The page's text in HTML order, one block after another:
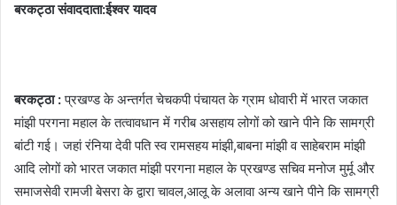
बरकट्ठा संवाददाता:ईश्वर यादव
बरकट्ठा :प्रखण्ड के अन्तर्गत चेचकपी पंचायत के ग्राम धोवारी में भारत जकात
मांझी परगना महाल के तत्वावधान में गरीब असहाय लोगों को खाने पीने कि सामग्री
बांटी गई। जहां रंनिया देवी पति स्व रामसहय मांझी,बाबना मांझी व साहेबराम मांझी
आदि लोगों को भारत जकात मांझी परगना महाल के प्रखण्ड सचिव मनोज मुर्मू और
समाजसेवी रामजी बेसरा के द्वारा चावल,आलू के अलावा अन्य खाने पीने कि सामग्री